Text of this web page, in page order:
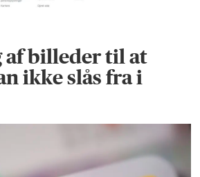
af billeder til at
ikke slås fra i